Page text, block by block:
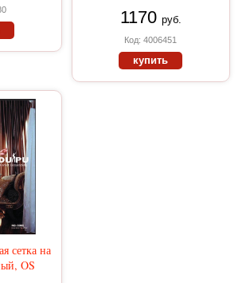
1170 руб.
Код: 4006451
купить
сетка на
OS